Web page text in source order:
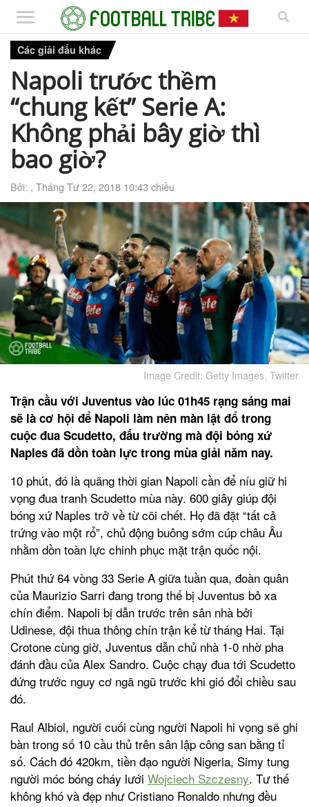
Các giải đấu khác
Napoli trước thềm
“chung kết” Serie A:
Không phải bây giờ thì
bao giờ?
Bởi: , Tháng Tư 22, 2018 10:43 chiều
Image Credit: Getty Images, Twitter
Trận cầu với Juventus vào lúc 01h45 rạng sáng mai
sẽ là cơ hội để Napoli làm nên màn lật đổ trong
cuộc đua Scudetto, đấu trường mà đội bóng xứ
Naples đã dồn toàn lực trong mùa giải năm nay.
10 phút, đó là quãng thời gian Napoli cần để níu giữ hi
vọng đua tranh Scudetto mùa này. 600 giây giúp đội
bóng xứ Naples trở về từ cõi chết. Họ đã đặt “tất cả
trứng vào một rổ”, chủ động buông sớm cúp châu Âu
nhằm dồn toàn lực chinh phục mặt trận quốc nội.
Phút thứ 64 vòng 33 Serie A giữa tuần qua, đoàn quân
của Maurizio Sarri đang trong thế bị Juventus bỏ xa
chín điểm. Napoli bị dẫn trước trên sân nhà bởi
Udinese, đội thua thông chín trận kể từ tháng Hai. Tại
Crotone cùng giờ, Juventus dẫn chủ nhà 1-0 nhờ pha
đánh đầu của Alex Sandro. Cuộc chạy đua tới Scudetto
đứng trước nguy cơ ngã ngũ trước khi gió đổi chiều sau
đó.
Raul Albiol, người cuối cùng người Napoli hi vọng sẽ ghi
bàn trong số 10 cầu thủ trên sân lập công san bằng tỉ
số. Cách đó 420km, tiền đạo người Nigeria, Simy tung
người móc bóng cháy lưới Wojciech Szczesny. Tư thế
không khó và đẹp như Cristiano Ronaldo nhưng đều